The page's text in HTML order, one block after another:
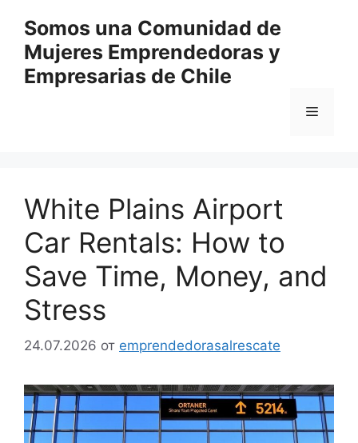
содержимому
Somos una Comunidad de
Mujeres Emprendedoras y
Empresarias de Chile
Меню
White Plains Airport
Car Rentals: How to
Save Time, Money, and
Stress
24.07.2026 от emprendedorasalrescate